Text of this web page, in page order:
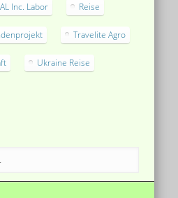
Inc. Labor Reise
Travelite Agro
Ukraine Reise